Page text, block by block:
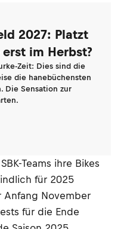
2027: Platzt
im Herbst?
Zeit: Dies sind die
die hanebüchensten
Die Sensation zur
Teams ihre Bikes
für 2025
Anfang November
für die Ende